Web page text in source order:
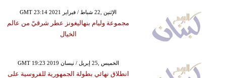
GMT 23:14 2021 الإثنين ,22 شباط / فبراير
مجموعة وليام بنهاليغونز عطر شرقيّ من عالم
الخيال
GMT 19:23 2019 الخميس ,25 إبريل / نيسان
انطلاق نهائي بطولة الجمهورية للفروسية على